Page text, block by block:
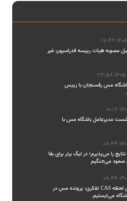
مصوبه هیات رییسه فدراسیون غیر
مس رفسنجان با رییس
مدیرعامل باشگاه مس با
را می‌پذیرم؛ در لیگ برتر برای بقا
صعود می‌جنگیم
تفکری: پرونده مس در CAS باز است؛ تا آخرین لحظه
می‌ایستیم